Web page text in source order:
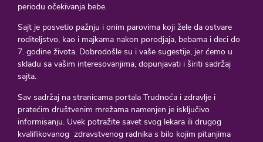
periodu očekivanja bebe.
Sajt je posvetio pažnju i onim parovima koji žele da ostvare
roditeljstvo, kao i majkama nakon porodjaja, bebama i deci do
7. godine života. Dobrodošle su i vaše sugestije, jer ćemo u
skladu sa vašim interesovanjima, dopunjavati i širiti sadržaj
sajta.
Sav sadržaj na stranicama portala Trudnoća i zdravlje i
pratećim društvenim mrežama namenjen je isključivo
informisanju. Uvek potražite savet svog lekara ili drugog
kvalifikovanog zdravstvenog radnika s bilo kojim pitanjima